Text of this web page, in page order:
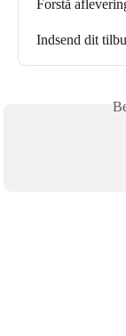
Forstå
Indsend dit